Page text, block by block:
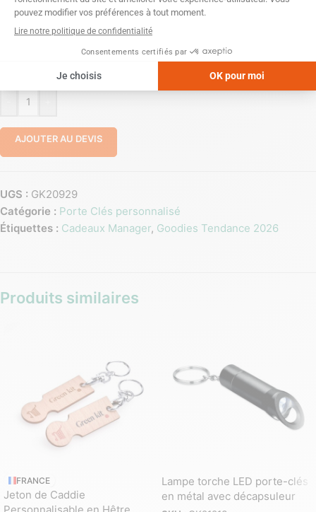
PERSONNALISATION
Gravure laser Gravure laser + Personnalisation nominative
AJOUTER AU DEVIS
UGS : GK20929
Catégorie : Porte Clés personnalisé
Étiquettes : Cadeaux Manager, Goodies Tendance 2026
Produits similaires
FRANCE
Jeton de Caddie
Lampe torche LED porte-clés
en métal avec décapsuleur